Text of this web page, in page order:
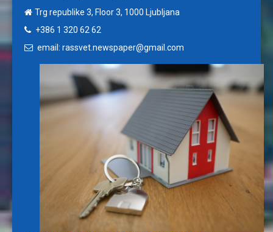
Trg republike 3, Floor 3, 1000 Ljubljana
+386 1 320 62 62
email: rassvet.newspaper@gmail.com